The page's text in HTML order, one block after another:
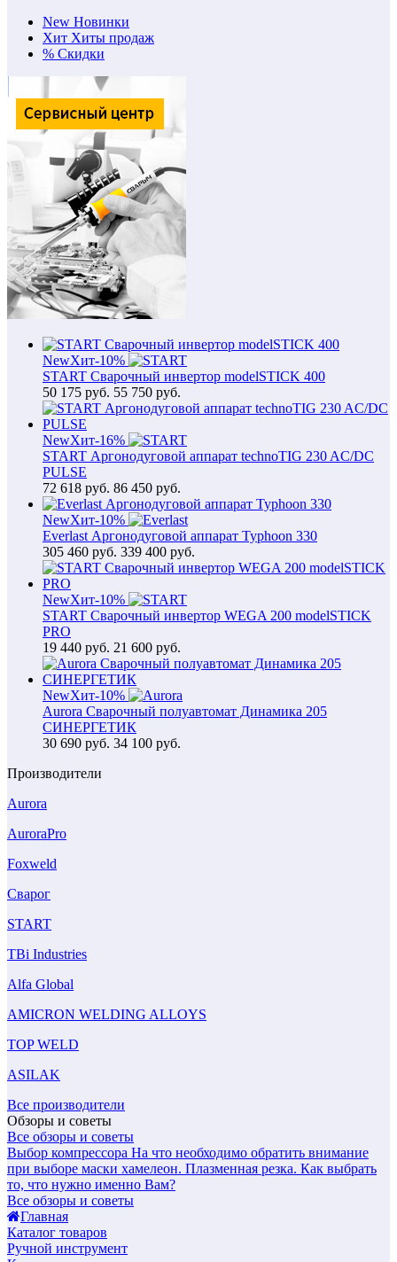
New Новинки
Хит Хиты продаж
% Скидки
NewХит-10%
START Сварочный инвертор modelSTICK 400
50 175 руб. 55 750 руб.
NewХит-16%
START Аргонодуговой аппарат technoTIG 230 AC/DC
PULSE
72 618 руб. 86 450 руб.
NewХит-10%
Everlast Аргонодуговой аппарат Typhoon 330
305 460 руб. 339 400 руб.
NewХит-10%
START Сварочный инвертор WEGA 200 modelSTICK
PRO
19 440 руб. 21 600 руб.
NewХит-10%
Aurora Сварочный полуавтомат Динамика 205
СИНЕРГЕТИК
30 690 руб. 34 100 руб.
Производители
Aurora
AuroraPro
Foxweld
Сварог
START
TBi Industries
Alfa Global
AMICRON WELDING ALLOYS
TOP WELD
ASILAK
Все производители
Обзоры и советы
Все обзоры и советы
Выбор компрессора На что необходимо обратить внимание
при выборе маски хамелеон. Плазменная резка. Как выбрать
то, что нужно именно Вам?
Все обзоры и советы
Главная
Каталог товаров
Ручной инструмент